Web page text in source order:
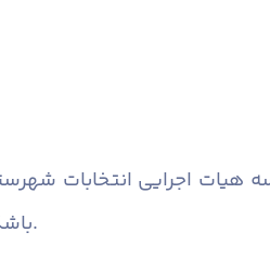
هیات اجرایی انتخابات
باشکوه انتخابات تصریح کرد:با تلاش های صورت گرفته روند اجرای انتخابات در این شهرستان متناظر با روز شمار انتخاباتی مطلوب است.